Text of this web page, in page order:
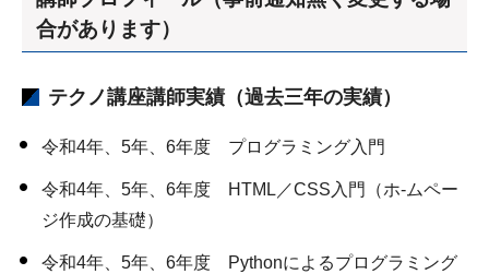
合があります）
テクノ講座講師実績（過去三年の実績）
令和4年、5年、6年度 プログラミング入門
令和4年、5年、6年度 HTML／CSS入門（ホ-ムペー
ジ作成の基礎）
令和4年、5年、6年度 Pythonによるプログラミング